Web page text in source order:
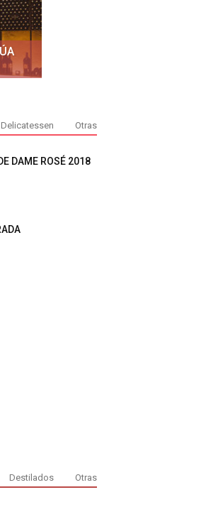
Delicatessen Otras
DAME ROSÉ 2018
Destilados Otras